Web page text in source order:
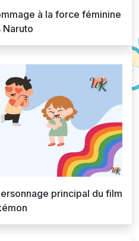
à la force féminine
Naruto
principal du film